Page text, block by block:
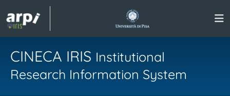
CINECA IRIS Institutional
Research Information System